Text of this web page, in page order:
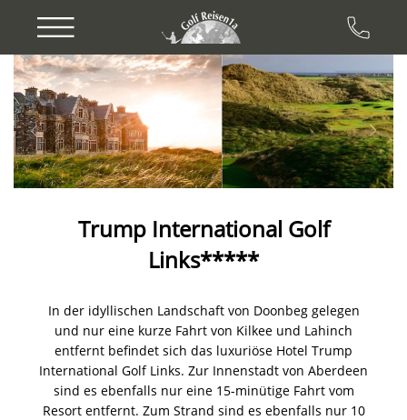
Previous Next
Trump International Golf
Links*****
In der idyllischen Landschaft von Doonbeg gelegen
und nur eine kurze Fahrt von Kilkee und Lahinch
entfernt befindet sich das luxuriöse Hotel Trump
International Golf Links. Zur Innenstadt von Aberdeen
sind es ebenfalls nur eine 15-minütige Fahrt vom
Resort entfernt. Zum Strand sind es ebenfalls nur 10